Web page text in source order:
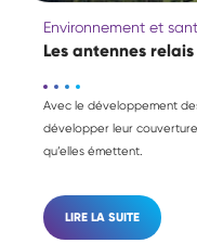
Environnement et
Les antennes
Avec le développement
développer leur
qu’elles émettent.
LIRE LA SUITE